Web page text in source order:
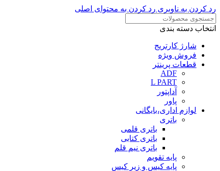
رد کردن به ناوبری رد کردن به محتوای اصلی
انتخاب دسته بندی
شارژ کارتریج
فروش ویژه
قطعات پرینتر
ADF
L PART
آداپتور
پاور
لوازم اداری،بایگانی
باتری
باتری قلمی
باتری کتابی
باتری نیم قلم
پایه تقویم
پایه کیس و زیر کیس